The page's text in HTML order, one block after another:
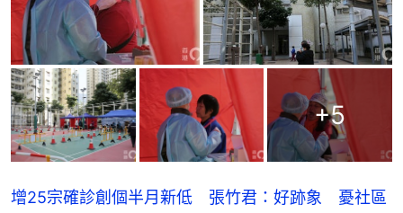
+5
增25宗確診創個半月新低 張竹君：好跡象 憂社區